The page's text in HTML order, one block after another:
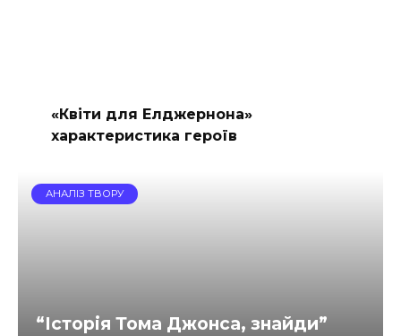
«Квіти для Елджернона»
характеристика героїв
АНАЛІЗ ТВОРУ
“Історія Тома Джонса, знайди”